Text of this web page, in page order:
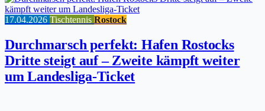
17.04.2026 Tischtennis Rostock
Durchmarsch perfekt: Hafen Rostocks
Dritte steigt auf – Zweite kämpft weiter
um Landesliga-Ticket